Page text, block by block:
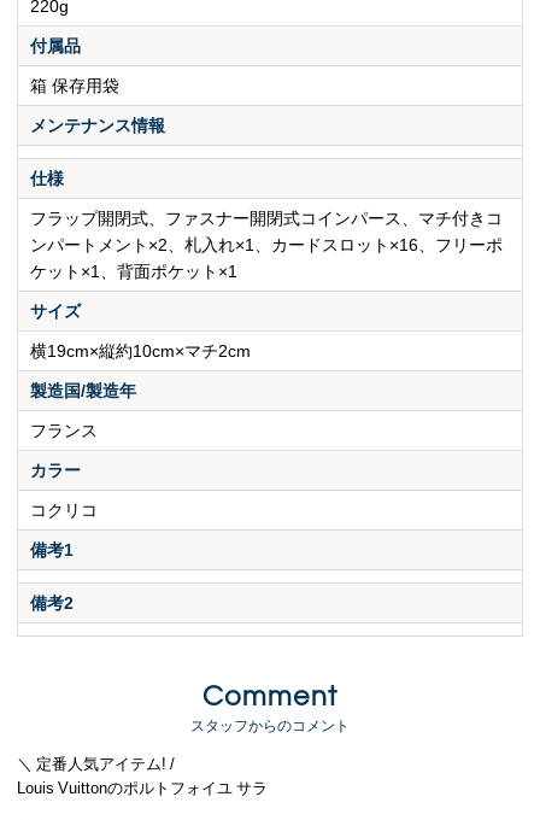
220g
付属品
箱 保存用袋
メンテナンス情報
仕様
フラップ開閉式、ファスナー開閉式コインパース、マチ付きコ
ンパートメント×2、札入れ×1、カードスロット×16、フリーポ
ケット×1、背面ポケット×1
サイズ
横19cm×縦約10cm×マチ2cm
製造国/製造年
フランス
カラー
コクリコ
備考1
備考2
Comment
スタッフからのコメント
＼ 定番人気アイテム! /
Louis Vuittonのポルトフォイユ サラ